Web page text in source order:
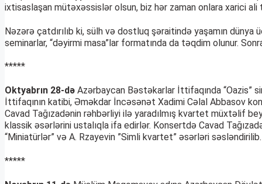
ixtisaslaşan mütəxəssislər olsun, biz hər zaman onlara xarici
Nəzərə çatdırılıb ki, sülh və dostluq şəraitində yaşamın
seminarlar, “dəyirmi masa”lar formatında da təqdim olunur.
*****
Oktyabrın 28-də Azərbaycan Bəstəkarlar İttifaqında “Oazis”
İttifaqının katibi, Əməkdar İncəsənət Xadimi Cəlal Abbasov
Cavad Tağızadənin rəhbərliyi ilə yaradılmış kvartet müxtəlif
klassik əsərlərini ustalıqla ifa edirlər. Konsertdə Cavad
“Miniatürlər” və A. Rzayevin ”Simli kvartet” əsərləri səsləndirilib.
*****